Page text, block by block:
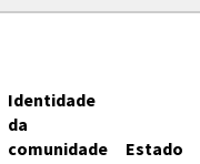
Identidade
da
comunidade
Estado